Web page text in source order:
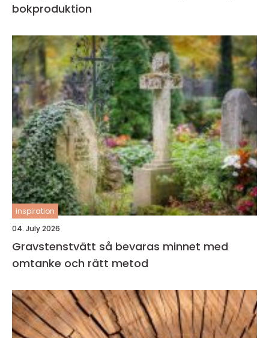
bokproduktion
inspiration
04. July 2026
Gravstenstvätt så bevaras minnet med
omtanke och rätt metod